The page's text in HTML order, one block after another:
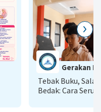
Gerakan
Tebak Buku,
Bedak: Cara Seru